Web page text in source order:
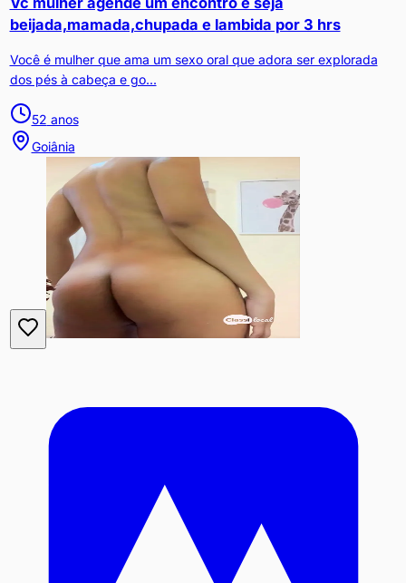
beijada,mamada,chupada e lambida por 3 hrs
Você é mulher que ama um sexo oral que adora ser explorada
dos pés à cabeça e go...
52 anos
Goiânia